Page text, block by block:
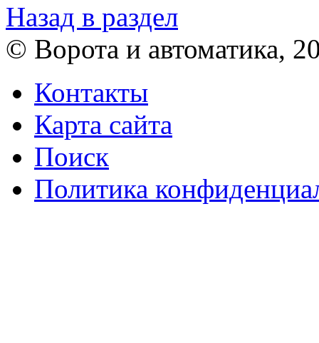
Назад в раздел
© Ворота и автоматика,
Контакты
Карта сайта
Поиск
Политика